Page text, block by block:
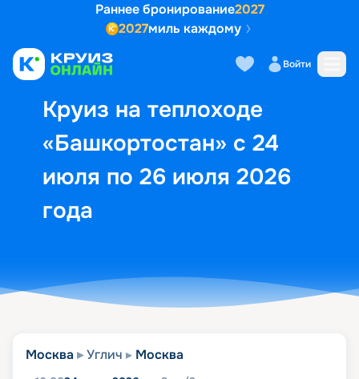
Раннее бронирование2027
2027миль каждому
Войти
Круиз на теплоходе
«Башкортостан» с 24
июля по 26 июля 2026
года
Выбор кают Маршрут и
Москва Углич Москва